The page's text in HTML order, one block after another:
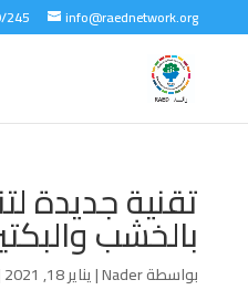
245 info@raednetwork.org
تقنية جديدة
بالخشب
بواسطةNader
|يناير 18, 2021